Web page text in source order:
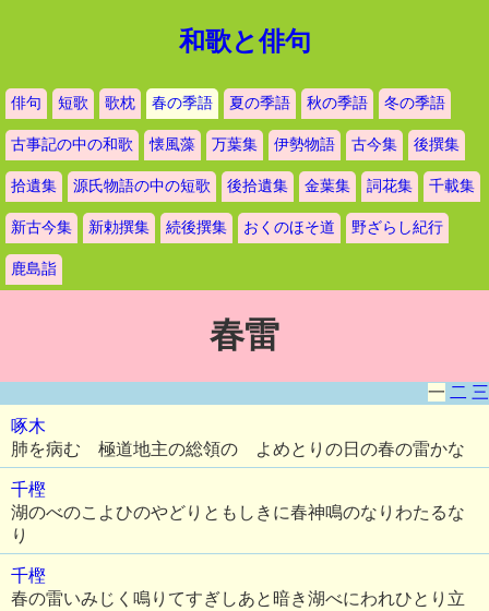
和歌と俳句
俳句 短歌 歌枕 春の季語 夏の季語 秋の季語 冬の季語
古事記の中の和歌 懐風藻 万葉集 伊勢物語 古今集 後撰集
拾遺集 源氏物語の中の短歌 後拾遺集 金葉集 詞花集 千載集
新古今集 新勅撰集 続後撰集 おくのほそ道 野ざらし紀行
鹿島詣
春雷
一 二 三
啄木
肺を病む 極道地主の総領の よめとりの日の春の雷かな
千樫
湖のべのこよひのやどりともしきに春神鳴のなりわたるな
り
千樫
春の雷いみじく鳴りてすぎしあと暗き湖べにわれひとり立